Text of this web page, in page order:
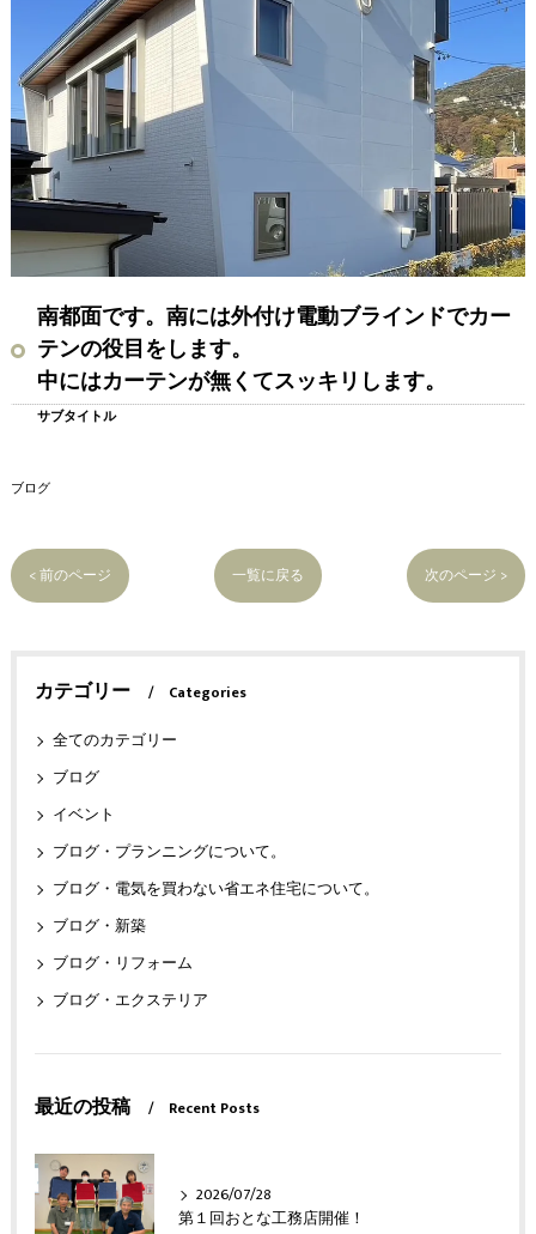
南都面です。南には外付け電動ブラインドでカー
テンの役目をします。
中にはカーテンが無くてスッキリします。
サブタイトル
ブログ
< 前のページ 一覧に戻る 次のページ >
カテゴリー
Categories
全てのカテゴリー
ブログ
イベント
ブログ・プランニングについて。
ブログ・電気を買わない省エネ住宅について。
ブログ・新築
ブログ・リフォーム
ブログ・エクステリア
最近の投稿 Recent Posts
2026/07/28
第１回おとな工務店開催！